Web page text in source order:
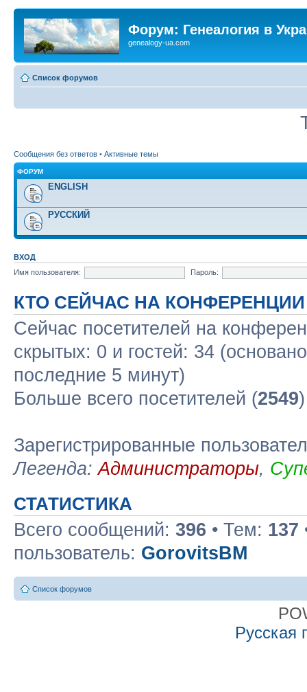
Форум: Генеалогия в
genealogy-ua.com
Список форумов
Сообщения без ответов • Активные темы
ФОРУМ
ENGLISH
РУССКИЙ
ВХОД
Имя пользователя:
Пароль:
КТО СЕЙЧАС НА КОНФЕРЕНЦИИ
Сейчас посетителей на
скрытых: 0 и гостей: 34
последние 5 минут)
Больше всего посетителей (2549
Зарегистрированные
Легенда:Администраторы,
СТАТИСТИКА
Всего сообщений: 396 • Тем: 137
пользователь: GorovitsBM
Список форумов
Русская